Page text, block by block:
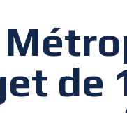
de